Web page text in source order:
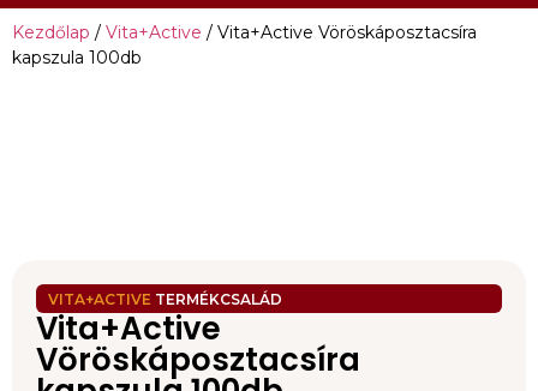
Kezdőlap / Vita+Active / Vita+Active Vöröskáposztacsíra
kapszula 100db
VITA+ACTIVE TERMÉKCSALÁD
Vita+Active
Vöröskáposztacsíra